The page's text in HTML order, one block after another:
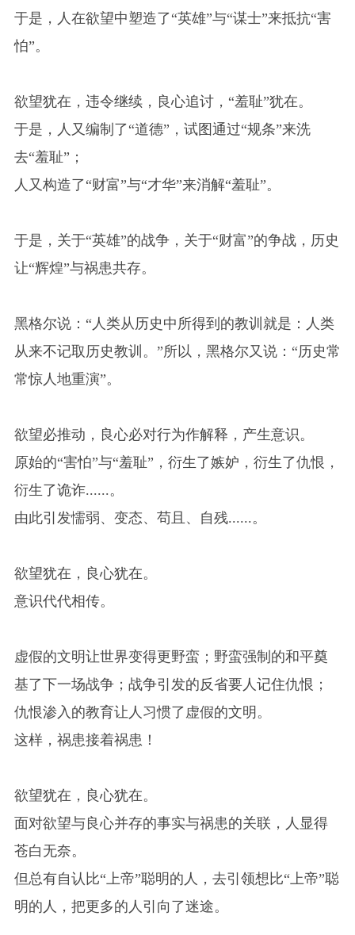
于是，人在欲望中塑造了“英雄”与“谋士”来抵抗“害
怕”。
欲望犹在，违令继续，良心追讨，“羞耻”犹在。
于是，人又编制了“道德”，试图通过“规条”来洗
去“羞耻”；
人又构造了“财富”与“才华”来消解“羞耻”。
于是，关于“英雄”的战争，关于“财富”的争战，历史
让“辉煌”与祸患共存。
黑格尔说：“人类从历史中所得到的教训就是：人类
从来不记取历史教训。”所以，黑格尔又说：“历史常
常惊人地重演”。
欲望必推动，良心必对行为作解释，产生意识。
原始的“害怕”与“羞耻”，衍生了嫉妒，衍生了仇恨，
衍生了诡诈......。
由此引发懦弱、变态、苟且、自残......。
欲望犹在，良心犹在。
意识代代相传。
虚假的文明让世界变得更野蛮；野蛮强制的和平奠
基了下一场战争；战争引发的反省要人记住仇恨；
仇恨渗入的教育让人习惯了虚假的文明。
这样，祸患接着祸患！
欲望犹在，良心犹在。
面对欲望与良心并存的事实与祸患的关联，人显得
苍白无奈。
但总有自认比“上帝”聪明的人，去引领想比“上帝”聪
明的人，把更多的人引向了迷途。